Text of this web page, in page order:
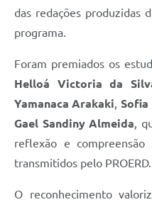
das redações produzidas
programa.
Foram premiados os
Helloá Victoria da
Yamanaca Arakaki Sofia
Gael Sandiny Almeida ,
reflexão e
transmitidos pelo PROERD.
O reconhecimento